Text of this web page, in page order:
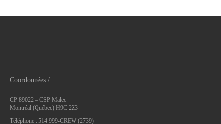
Coordonnées /
CP 89022 – CSP Malec
Montréal (Québec) H9C 2Z3
Téléphone : 514 999-CREW (2739)